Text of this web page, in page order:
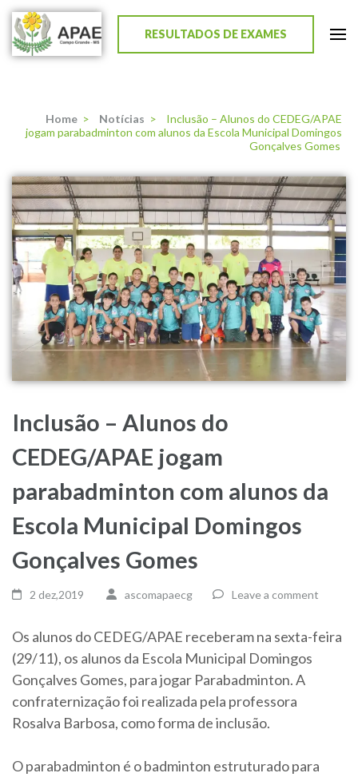
APAE de Campo Grande
RESULTADOS DE EXAMES
Home > Notícias >
Inclusão – Alunos do CEDEG/APAE
jogam parabadminton com alunos da Escola Municipal Domingos
Gonçalves Gomes
Inclusão – Alunos do
CEDEG/APAE jogam
parabadminton com alunos da
Escola Municipal Domingos
Gonçalves Gomes
2 dez,2019 ascomapaecg Leave a comment
Os alunos do CEDEG/APAE receberam na sexta-feira
(29/11), os alunos da Escola Municipal Domingos
Gonçalves Gomes, para jogar Parabadminton. A
confraternização foi realizada pela professora
Rosalva Barbosa, como forma de inclusão.
O parabadminton é o badminton estruturado para